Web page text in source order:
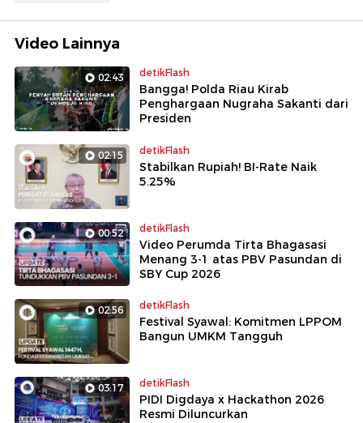
Video Lainnya
02:43 detikFlash
Bangga! Polda Riau Kirab
Penghargaan Nugraha Sakanti dari
Presiden
02:15 detikFlash
Stabilkan Rupiah! BI-Rate Naik
5.25%
00:52 detikFlash
Video Perumda Tirta Bhagasasi
Menang 3-1 atas PBV Pasundan di
SBY Cup 2026
02:56 detikFlash
Festival Syawal: Komitmen LPPOM
Bangun UMKM Tangguh
03:17 detikFlash
PIDI Digdaya x Hackathon 2026
Resmi Diluncurkan